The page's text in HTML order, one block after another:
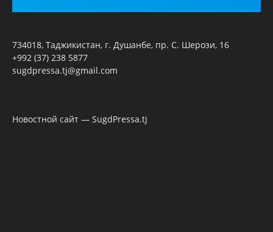
734018, Таджикистан, г. Душанбе, пр. С. Шерози, 16
+992 (37) 238 5877
sugdpressa.tj@gmail.com
Новостной сайт — SugdPressa.tj